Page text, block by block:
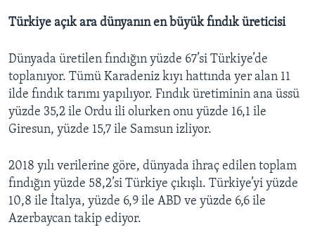
Türkiye açık ara dünyanın en büyük fındık üreticisi
Dünyada üretilen fındığın yüzde 67’si Türkiye’de
toplanıyor. Tümü Karadeniz kıyı hattında yer alan 11
ilde fındık tarımı yapılıyor. Fındık üretiminin ana üssü
yüzde 35,2 ile Ordu ili olurken onu yüzde 16,1 ile
Giresun, yüzde 15,7 ile Samsun izliyor.
2018 yılı verilerine göre, dünyada ihraç edilen toplam
fındığın yüzde 58,2’si Türkiye çıkışlı. Türkiye’yi yüzde
10,8 ile İtalya, yüzde 6,9 ile ABD ve yüzde 6,6 ile
Azerbaycan takip ediyor.